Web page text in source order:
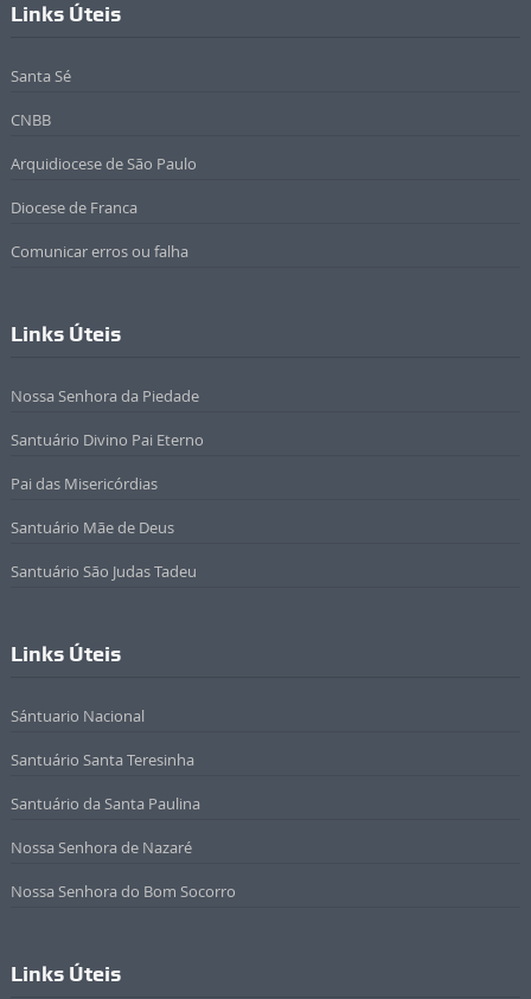
Links Úteis
Santa Sé
CNBB
Arquidiocese de São Paulo
Diocese de Franca
Comunicar erros ou falha
Links Úteis
Nossa Senhora da Piedade
Santuário Divino Pai Eterno
Pai das Misericórdias
Santuário Mãe de Deus
Santuário São Judas Tadeu
Links Úteis
Sántuario Nacional
Santuário Santa Teresinha
Santuário da Santa Paulina
Nossa Senhora de Nazaré
Nossa Senhora do Bom Socorro
Links Úteis